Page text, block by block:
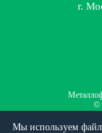
г.
©
Мы используем